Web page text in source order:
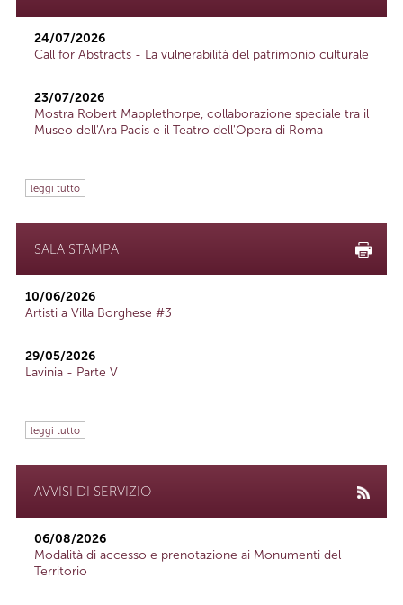
24/07/2026
Call for Abstracts - La vulnerabilità del patrimonio culturale
23/07/2026
Mostra Robert Mapplethorpe, collaborazione speciale tra il
Museo dell'Ara Pacis e il Teatro dell'Opera di Roma
leggi tutto
SALA STAMPA
10/06/2026
Artisti a Villa Borghese #3
29/05/2026
Lavinia - Parte V
leggi tutto
AVVISI DI SERVIZIO
06/08/2026
Modalità di accesso e prenotazione ai Monumenti del
Territorio